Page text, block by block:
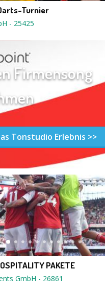
Turnier
- 25425
Firmensong
Tonstudio Erlebnis >>
PAKETE
GmbH - 26861